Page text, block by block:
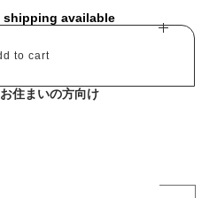
shipping available
to cart
住まいの方向け